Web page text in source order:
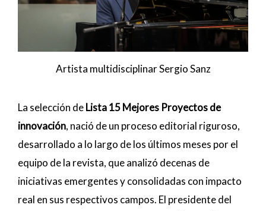
Artista multidisciplinar Sergio Sanz
La selección deLista 15 Mejores Proyectos de
innovación, nació de un proceso editorial riguroso,
desarrollado a lo largo de los últimos meses por el
equipo de la revista, que analizó decenas de
iniciativas emergentes y consolidadas con impacto
real en sus respectivos campos. El presidente del